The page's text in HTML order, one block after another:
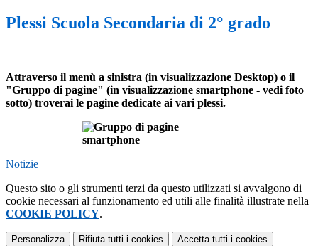
Plessi Scuola Secondaria di 2° grado
Attraverso il menù a sinistra (in visualizzazione Desktop) o il
"Gruppo di pagine" (in visualizzazione smartphone - vedi foto
sotto) troverai le pagine dedicate ai vari plessi.
Notizie
Questo sito o gli strumenti terzi da questo utilizzati si avvalgono di
cookie necessari al funzionamento ed utili alle finalità illustrate nella
COOKIE POLICY.
Personalizza Rifiuta tutti i cookies Accetta tutti i cookies